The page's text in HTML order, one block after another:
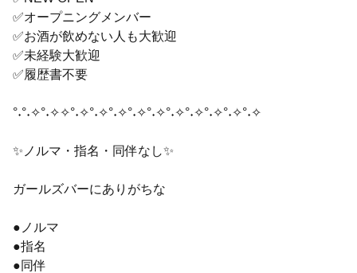
✅オープニングメンバー
✅お酒が飲めない人も大歓迎
✅未経験大歓迎
✅履歴書不要
°˖°˖✧°˖✧✧°˖✧°˖✧°˖✧°˖✧°˖✧°˖✧°˖✧°˖✧°˖✧°˖✧
✨ノルマ・指名・同伴なし✨
ガールズバーにありがちな
●ノルマ
●指名
●同伴